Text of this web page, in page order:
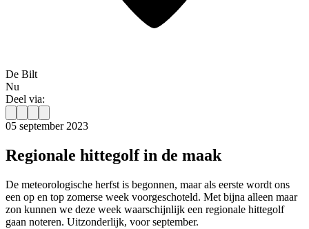
De Bilt
Nu
Deel via:
05 september 2023
Regionale hittegolf in de maak
De meteorologische herfst is begonnen, maar als eerste wordt ons
een op en top zomerse week voorgeschoteld. Met bijna alleen maar
zon kunnen we deze week waarschijnlijk een regionale hittegolf
gaan noteren. Uitzonderlijk, voor september.